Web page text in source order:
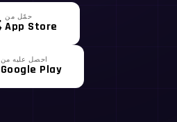
حمّل من
App Store
احصل عليه من
Google Play